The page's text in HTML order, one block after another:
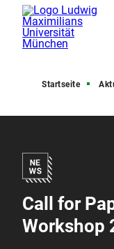
Startseite
Call for
Workshop